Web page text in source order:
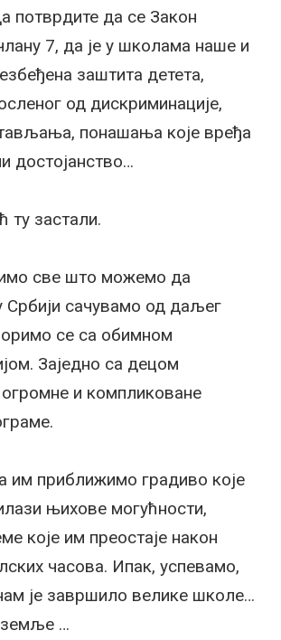
потврдите да се Закон
7, да је у школама наше и
заштита детета,
од дискриминације,
понашања које вређа
достојанство…
ту застали.
све што можемо да
сачувамо од даљег
се са обимном
Заједно са децом
и компликоване
им приближимо градиво које
њихове могућности,
које им преостаје након
часова. Ипак, успевамо,
је завршило велике школе…
…